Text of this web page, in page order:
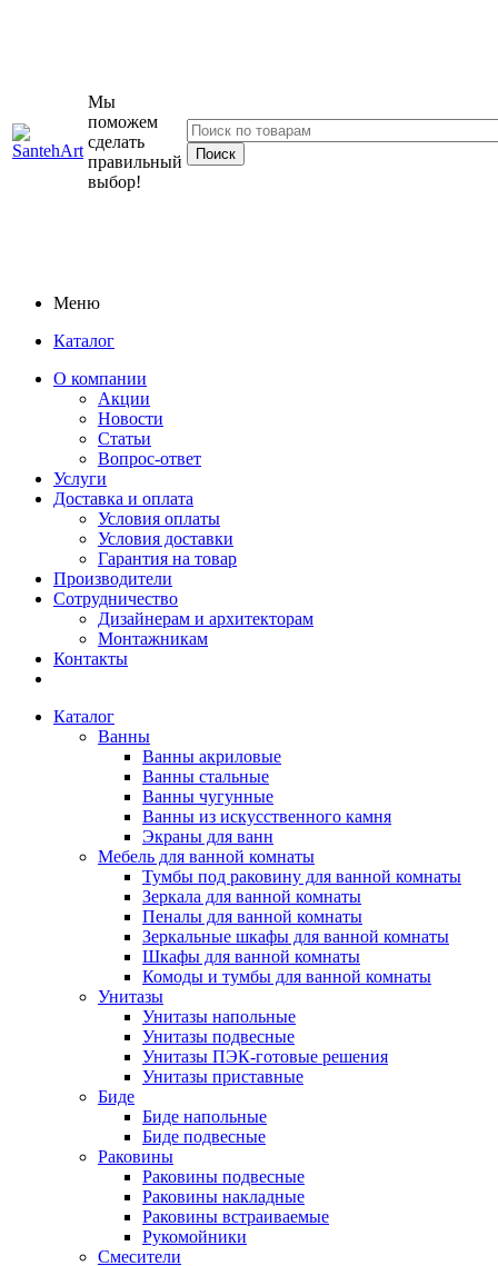
Мы
поможем
сделать
правильный
выбор!
Меню
Каталог
О компании
Акции
Новости
Статьи
Вопрос-ответ
Услуги
Доставка и оплата
Условия оплаты
Условия доставки
Гарантия на товар
Производители
Сотрудничество
Дизайнерам и архитекторам
Монтажникам
Контакты
Каталог
Ванны
Ванны акриловые
Ванны стальные
Ванны чугунные
Ванны из искусственного камня
Экраны для ванн
Мебель для ванной комнаты
Тумбы под раковину для ванной комнаты
Зеркала для ванной комнаты
Пеналы для ванной комнаты
Зеркальные шкафы для ванной комнаты
Шкафы для ванной комнаты
Комоды и тумбы для ванной комнаты
Унитазы
Унитазы напольные
Унитазы подвесные
Унитазы ПЭК-готовые решения
Унитазы приставные
Биде
Биде напольные
Биде подвесные
Раковины
Раковины подвесные
Раковины накладные
Раковины встраиваемые
Рукомойники
Смесители